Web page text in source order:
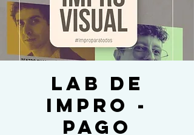
LAB DE
IMPRO -
PAGO